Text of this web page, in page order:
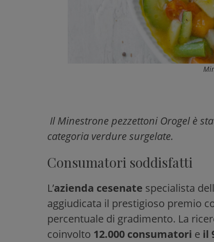
Il Minestrone pezzettoni Orogel è
categoria verdure surgelate.
Consumatori soddisfatti
L’azienda cesenate specialista
aggiudicata il prestigioso premio
percentuale di gradimento. La
coinvolto 12.000 consumatori e il